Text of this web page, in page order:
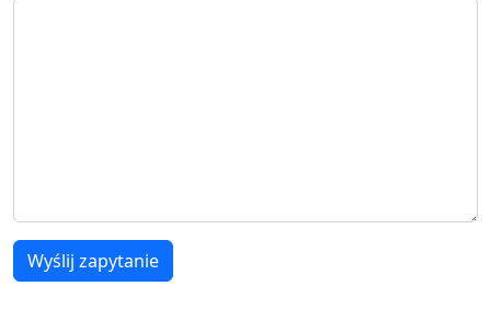
Wyślij zapytanie